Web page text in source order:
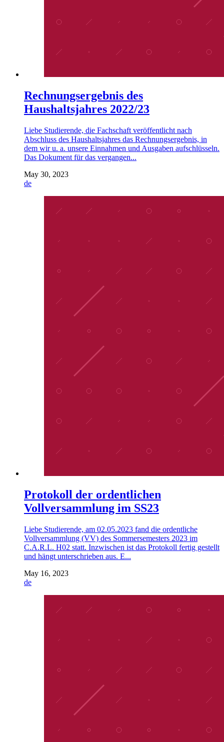
Rechnungsergebnis des
Haushaltsjahres 2022/23
Liebe Studierende, die Fachschaft veröffentlicht nach
Abschluss des Haushaltsjahres das Rechnungsergebnis, in
dem wir u. a. unsere Einnahmen und Ausgaben aufschlüsseln.
Das Dokument für das vergangen...
May 30, 2023
de
Protokoll der ordentlichen
Vollversammlung im SS23
Liebe Studierende, am 02.05.2023 fand die ordentliche
Vollversammlung (VV) des Sommersemesters 2023 im
C.A.R.L. H02 statt. Inzwischen ist das Protokoll fertig gestellt
und hängt unterschrieben aus. E...
May 16, 2023
de